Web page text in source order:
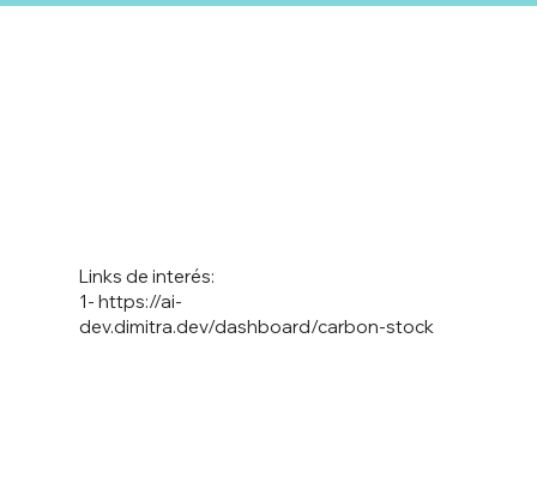
1-https://ai-
dev.dimitra.dev/dashboard/carbon-stock
Links de interés: